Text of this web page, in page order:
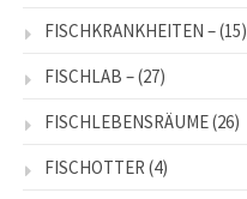
FISCHKRANKHEITEN –(15)
FISCHLAB –(27)
FISCHLEBENSRÄUME(26)
FISCHOTTER (4)